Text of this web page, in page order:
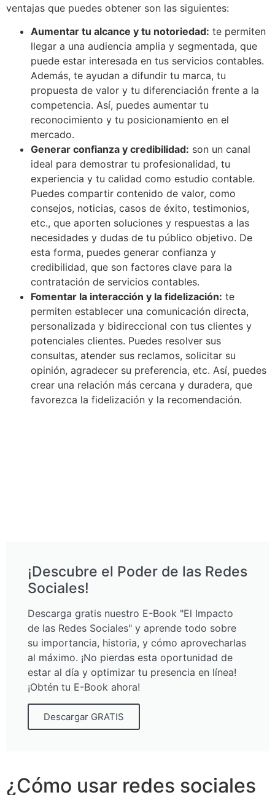
ventajas que puedes obtener son las siguientes:
Aumentar tu alcance y tu notoriedad: te permiten
llegar a una audiencia amplia y segmentada, que
puede estar interesada en tus servicios contables.
Además, te ayudan a difundir tu marca, tu
propuesta de valor y tu diferenciación frente a la
competencia. Así, puedes aumentar tu
reconocimiento y tu posicionamiento en el
mercado.
Generar confianza y credibilidad: son un canal
ideal para demostrar tu profesionalidad, tu
experiencia y tu calidad como estudio contable.
Puedes compartir contenido de valor, como
consejos, noticias, casos de éxito, testimonios,
etc., que aporten soluciones y respuestas a las
necesidades y dudas de tu público objetivo. De
esta forma, puedes generar confianza y
credibilidad, que son factores clave para la
contratación de servicios contables.
Fomentar la interacción y la fidelización: te
permiten establecer una comunicación directa,
personalizada y bidireccional con tus clientes y
potenciales clientes. Puedes resolver sus
consultas, atender sus reclamos, solicitar su
opinión, agradecer su preferencia, etc. Así, puedes
crear una relación más cercana y duradera, que
favorezca la fidelización y la recomendación.
¡Descubre el Poder de las Redes
Sociales!
Descarga gratis nuestro E-Book "El Impacto
de las Redes Sociales" y aprende todo sobre
su importancia, historia, y cómo aprovecharlas
al máximo. ¡No pierdas esta oportunidad de
estar al día y optimizar tu presencia en línea!
¡Obtén tu E-Book ahora!
Descargar GRATIS
¿Cómo usar redes sociales